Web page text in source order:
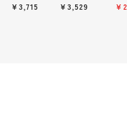
￥3,715 ￥3,529 ￥